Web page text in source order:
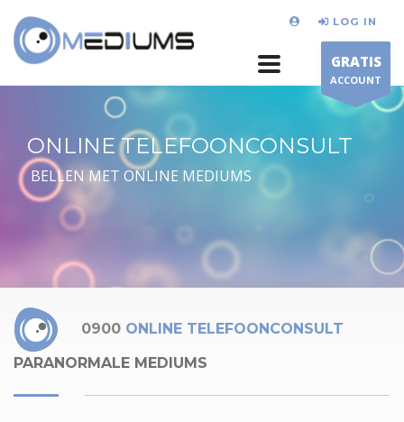
LOG IN
GRATIS
ACCOUNT
ONLINE TELEFOONCONSULT
BELLEN MET ONLINE MEDIUMS
0900 ONLINE TELEFOONCONSULT
PARANORMALE MEDIUMS